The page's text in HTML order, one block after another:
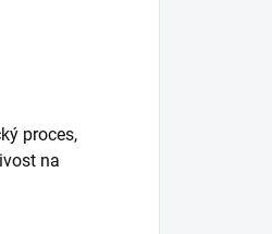
proces,
na